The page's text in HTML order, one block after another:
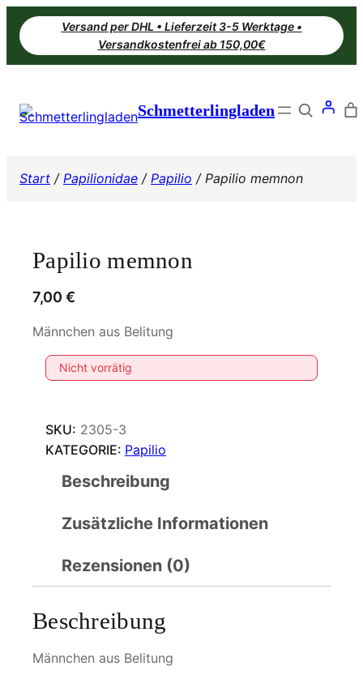
Zum
Inhalt
springen
Versand per DHL • Lieferzeit 3-5 Werktage •
Versandkostenfrei ab 150,00€
Schmetterlingladen Search
Start / Papilionidae / Papilio / Papilio memnon
Papilio memnon
7,00 €
Männchen aus Belitung
Nicht vorrätig
SKU: 2305-3
KATEGORIE: Papilio
Beschreibung
Zusätzliche Informationen
Rezensionen (0)
Beschreibung
Männchen aus Belitung